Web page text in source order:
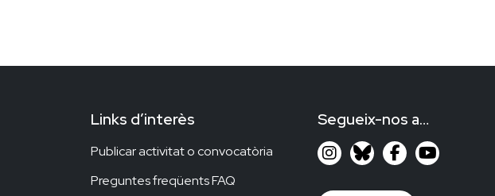
Links d’interès
Publicar activitat o convocatòria
Preguntes freqüents FAQ
Segueix-nos a…